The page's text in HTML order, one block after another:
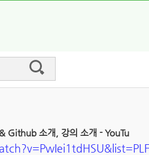
Github 소개, 강의 소개 - YouTu